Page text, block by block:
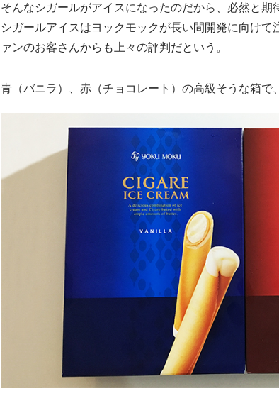
そんなシガールがアイスになったのだから、必然と期
シガールアイスはヨックモックが長い間開発に向け
ァンのお客さんからも上々の評判だという。
青（バニラ）、赤（チョコレート）の高級そうな箱で